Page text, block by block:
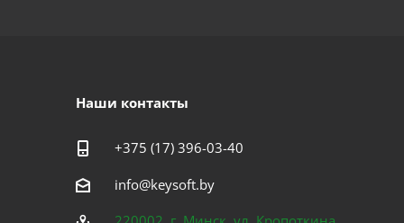
Наши контакты
+375 (17) 396-03-40
info@keysoft.by